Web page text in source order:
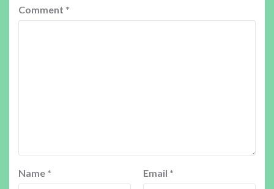
Comment *
Name * Email *